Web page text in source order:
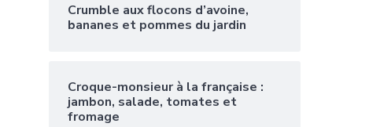
Crumble aux flocons d’avoine,
bananes et pommes du jardin
Croque-monsieur à la française :
jambon, salade, tomates et
fromage